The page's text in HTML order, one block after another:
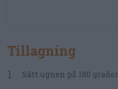
Tillagning
Sätt ugnen på 180